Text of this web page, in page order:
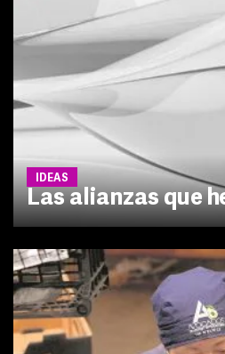
IDEAS
Las alianzas que